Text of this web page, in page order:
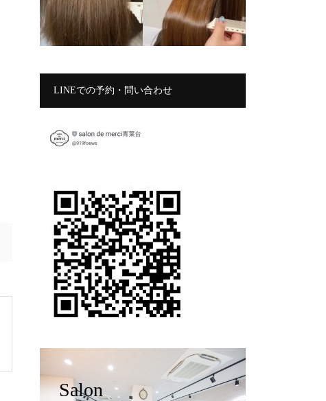
LINEでの予約・問い合わせ
Salon